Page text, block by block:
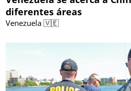
diferentes áreas
Venezuela 🇻🇪